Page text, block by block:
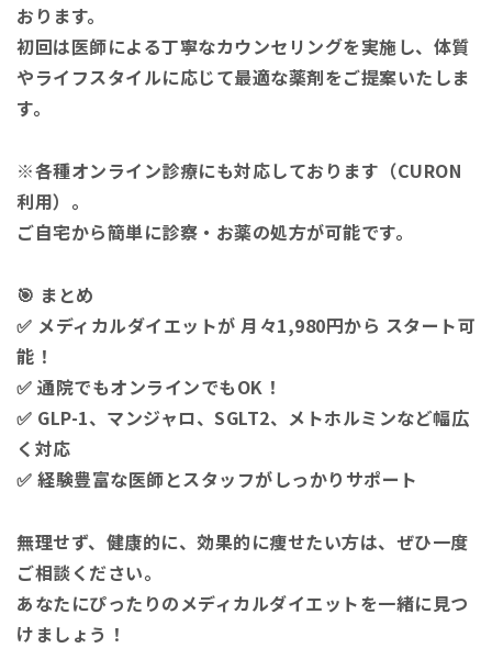
おります。
初回は医師による丁寧なカウンセリングを実施し、体質
やライフスタイルに応じて最適な薬剤をご提案いたしま
す。
※各種オンライン診療にも対応しております（CURON
利用）。
ご自宅から簡単に診察・お薬の処方が可能です。
🎯 まとめ
✅ メディカルダイエットが 月々1,980円から スタート可
能！
✅ 通院でもオンラインでもOK！
✅ GLP-1、マンジャロ、SGLT2、メトホルミンなど幅広
く対応
✅ 経験豊富な医師とスタッフがしっかりサポート
無理せず、健康的に、効果的に痩せたい方は、ぜひ一度
ご相談ください。
あなたにぴったりのメディカルダイエットを一緒に見つ
けましょう！